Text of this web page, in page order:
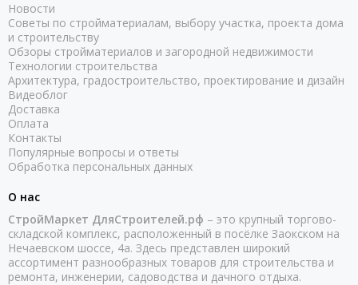
Новости
Советы по стройматериалам, выбору участка, проекта дома
и строительству
Обзоры стройматериалов и загородной недвижимости
Технологии строительства
Архитектура, градостроительство, проектирование и дизайн
Видеоблог
Доставка
Оплата
Контакты
Популярные вопросы и ответы
Обработка персональных данных
О нас
СтройМаркет ДляСтроителей.рф – это крупный торгово-
складской комплекс, расположенный в посёлке Заокском на
Нечаевском шоссе, 4а. Здесь представлен широкий
ассортимент разнообразных товаров для строительства и
ремонта, инженерии, садоводства и дачного отдыха.